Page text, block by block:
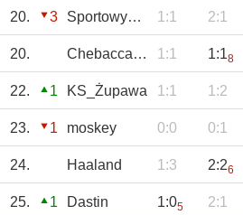
20. 3 SportowyTBG 1:1 2:1
20. Chebacca2021 1:1 1:18
22. 1 KS_Żupawa 1:1 1:2
23. 1 moskey 0:0 0:1
24. Haaland 1:3 2:26
25. 1 Dastin 1:05 2:1